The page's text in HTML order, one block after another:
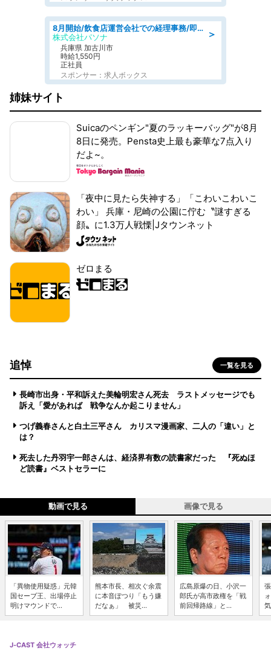
＞
8月開始/飲食店運営会社での経理事務/即日勤務可/車通勤可/経理/一般事務
株式会社パソナ
兵庫県 加古川市
時給1,550円
正社員
スポンサー：求人ボックス
姉妹サイト
Suicaのペンギン"夏のラッキーバッグ"が8月
8日に発売。Pensta史上最も豪華な7点入り
だよ~。
「夜中に見たら失神する」「こわいこわいこ
わい」 兵庫・尼崎の公園に佇む〝謎すぎる
顔〟に1.3万人戦慄|Jタウンネット
ゼロまる
追悼 一覧を見る
長崎市出身・平和訴えた美輪明宏さん死去 ラストメッセージでも
訴え「愛があれば 戦争なんか起こりません」
つげ義春さんと白土三平さん カリスマ漫画家、二人の「違い」と
は？
死去した丹羽宇一郎さんは、経済界有数の読書家だった 『死ぬほ
ど読書』ベストセラーに
動画で見る 画像で見る
「異物使用疑惑」元韓
国セーブ王、出場停止
明けマウンドで...
熊本市長、相次ぐ余震
に本音ぽつり「もう嫌
だなぁ」 被災...
広島原爆の日、小沢一
郎氏が高市政権を「戦
前回帰路線」と...
J-CAST 会社ウォッチ